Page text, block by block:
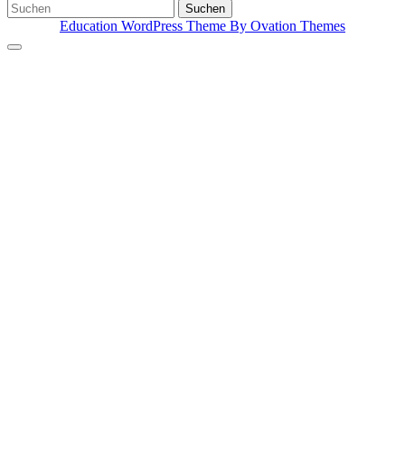
Suchen
Education WordPress Theme By Ovation Themes